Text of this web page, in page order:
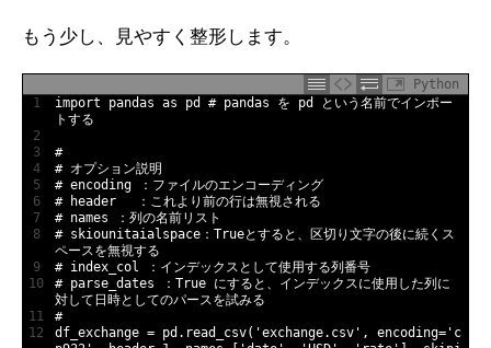
もう少し、見やすく整形します。
Python
1
2
3
4
5
6
7
8
9
10
11
12
import pandas as pd
# pandas を pd という名前でインポー
トする
#
# オプション説明
# encoding ：ファイルのエンコーディング
# header　 ：これより前の行は無視される
# names ：列の名前リスト
# skiounitaialspace：Trueとすると、区切り文字の後に続くス
ペースを無視する
# index_col ：インデックスとして使用する列番号
# parse_dates ：True にすると、インデックスに使用した列に
対して日時としてのパースを試みる
#
df_exchange = pd . read_csv( 'exchange.csv' , encoding= 'c